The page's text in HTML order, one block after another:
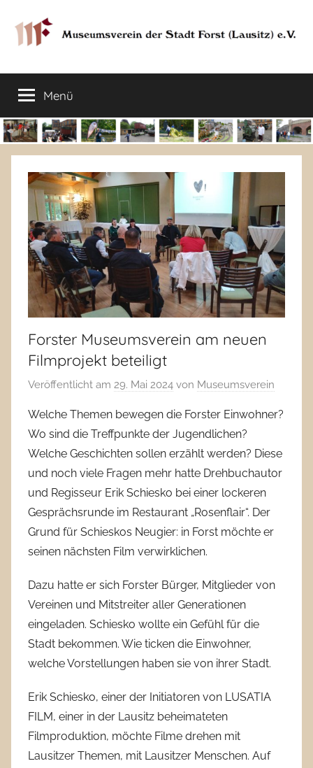
Inhalt
springen
Museumsverein
der
Stadt
Forst
(Lausitz)
e.V.
37
–
03149
Menü
Forster Museumsverein am neuen
Filmprojekt beteiligt
Veröffentlicht am 29. Mai 2024 von Museumsverein
Welche Themen bewegen die Forster Einwohner?
Wo sind die Treffpunkte der Jugendlichen?
Welche Geschichten sollen erzählt werden? Diese
und noch viele Fragen mehr hatte Drehbuchautor
und Regisseur Erik Schiesko bei einer lockeren
Gesprächsrunde im Restaurant „Rosenflair“. Der
Grund für Schieskos Neugier: in Forst möchte er
seinen nächsten Film verwirklichen.
Dazu hatte er sich Forster Bürger, Mitglieder von
Vereinen und Mitstreiter aller Generationen
eingeladen. Schiesko wollte ein Gefühl für die
Stadt bekommen. Wie ticken die Einwohner,
welche Vorstellungen haben sie von ihrer Stadt.
Erik Schiesko, einer der Initiatoren von LUSATIA
FILM, einer in der Lausitz beheimateten
Filmproduktion, möchte Filme drehen mit
Lausitzer Themen, mit Lausitzer Menschen. Auf